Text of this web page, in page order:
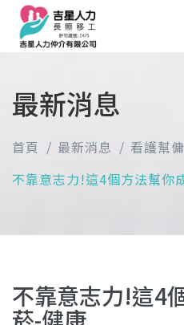
最新消息
首頁 最新消息
看護幫傭
不靠意志力!這4個方法幫你
不靠意志力!這4